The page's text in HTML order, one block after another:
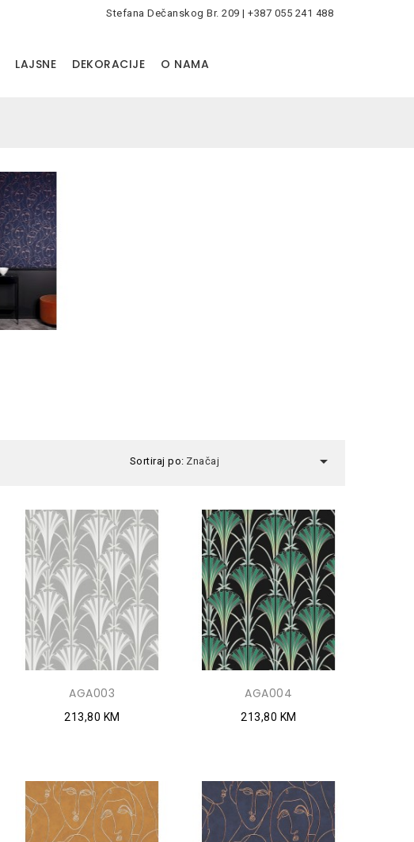
Stefana Dečanskog Br. 209 | +387 055 241 488
LAJSNE DEKORACIJE O NAMA
Sortiraj po: Značaj 
AGA003
213,80 KM
AGA004
213,80 KM